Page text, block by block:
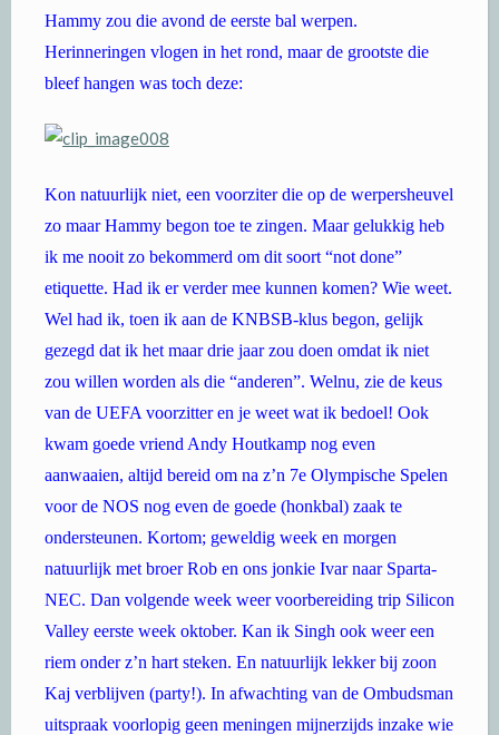
Hammy zou die avond de eerste bal werpen.
Herinneringen vlogen in het rond, maar de grootste die
bleef hangen was toch deze:
Kon natuurlijk niet, een voorziter die op de werpersheuvel
zo maar Hammy begon toe te zingen. Maar gelukkig heb
ik me nooit zo bekommerd om dit soort “not done”
etiquette. Had ik er verder mee kunnen komen? Wie weet.
Wel had ik, toen ik aan de KNBSB-klus begon, gelijk
gezegd dat ik het maar drie jaar zou doen omdat ik niet
zou willen worden als die “anderen”. Welnu, zie de keus
van de UEFA voorzitter en je weet wat ik bedoel! Ook
kwam goede vriend Andy Houtkamp nog even
aanwaaien, altijd bereid om na z’n 7e Olympische Spelen
voor de NOS nog even de goede (honkbal) zaak te
ondersteunen. Kortom; geweldig week en morgen
natuurlijk met broer Rob en ons jonkie Ivar naar Sparta-
NEC. Dan volgende week weer voorbereiding trip Silicon
Valley eerste week oktober. Kan ik Singh ook weer een
riem onder z’n hart steken. En natuurlijk lekker bij zoon
Kaj verblijven (party!). In afwachting van de Ombudsman
uitspraak voorlopig geen meningen mijnerzijds inzake wie